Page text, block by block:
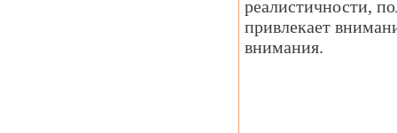
реалистичности,
привлекает
внимания.